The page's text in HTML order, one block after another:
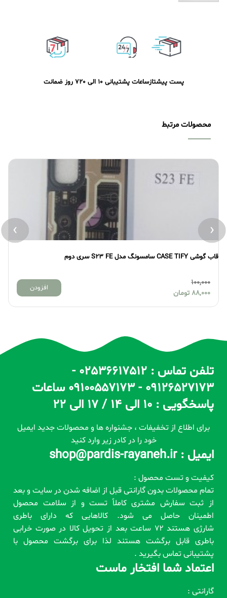
پست پیشتازساعات پشتیبانی 10 الی 20 7 روز ضمانت
محصولات مرتبط
قاب گوشی CASE TIFY سامسونگ مدل S23 FE سری دوم
100,000
88,000 تومان
افزودن
‹
›
تلفن تماس : 02536617512 -
09126527173 - 09100557173 ساعات
پاسخگویی : 10 الی 14 / 17 الی 22
برای اطلاع از تخفیفات ، جشنواره ها و محصولات جدید ایمیل
خود را در کادر زیر وارد کنید
ایمیل : shop@pardis-rayaneh.ir
کیفیت و تست محصول :
تمام محصولات بدون گارانتی قبل از اضافه شدن در سایت و بعد
از ثبت سفارش مشتری کاملاً تست و از سلامت محصول
اطمینان حاصل می شود. کالاهایی که دارای باطری
شارژی هستند 72 ساعت بعد از تحویل کالا در صورت خرابی
باطری قابل برگشت هستند لذا برای برگشت محصول با
پشتیبانی تماس بگیرید .
اعتماد شما افتخار ماست
گارانتی :